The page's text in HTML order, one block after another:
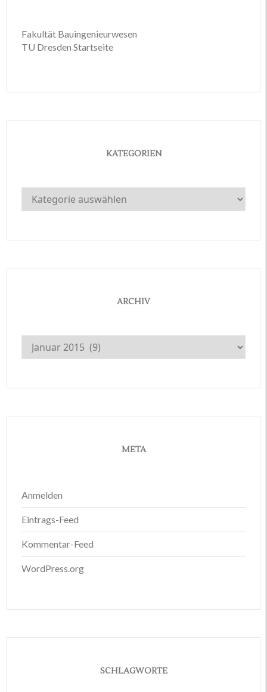
Fakultät Bauingenieurwesen
TU Dresden Startseite
KATEGORIEN
Kategorien
ARCHIV
Archiv
META
Anmelden
Eintrags-Feed
Kommentar-Feed
WordPress.org
SCHLAGWORTE